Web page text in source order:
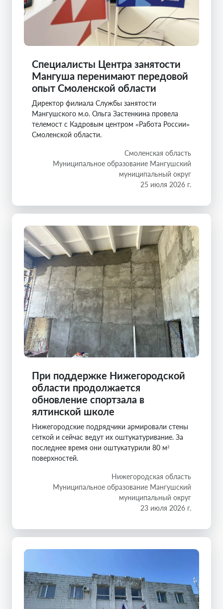
Специалисты Центра занятости
Мангуша перенимают передовой
опыт Смоленской области
Директор филиала Службы занятости
Мангушского м.о. Ольга Застенкина провела
телемост с Кадровым центром «Работа России»
Смоленской области.
Смоленская область
Муниципальное образование Мангушский
муниципальный округ
25 июля 2026 г.
При поддержке Нижегородской
области продолжается
обновление спортзала в
ялтинской школе
Нижегородские подрядчики армировали стены
сеткой и сейчас ведут их оштукатуривание. За
последнее время они оштукатурили 80 м²
поверхностей.
Нижегородская область
Муниципальное образование Мангушский
муниципальный округ
23 июля 2026 г.